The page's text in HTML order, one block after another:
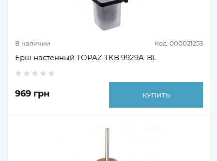
В наличии Код: 000021253
Ерш настенный TOPAZ TКВ 9929A-BL
969 грн КУПИТЬ